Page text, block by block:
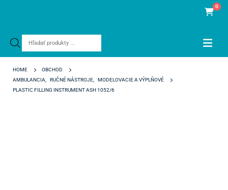
Products
0
HOME
OBCHOD
AMBULANCIA
RUČNÉ NÁSTROJE
MODELOVACIE A VÝPLŇOVÉ
PLASTIC FILLING INSTRUMENT ASH 1052/6